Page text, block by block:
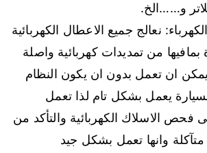
و……الخ.
نعالج جميع الاعطال الكهربائية
بمافيها من تمديدات كهربائية واصلة
يمكن ان تعمل بدون ان يكون النظام
يعمل بشكل تام لذا تعمل
فحص الاسلاك الكهربائية والتأكد من
متآكلة وانها تعمل بشكل جيد